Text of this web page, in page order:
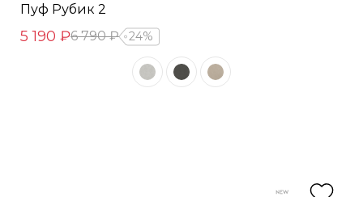
Пуф Рубик 2
5 190 ₽6 790 ₽ 24%